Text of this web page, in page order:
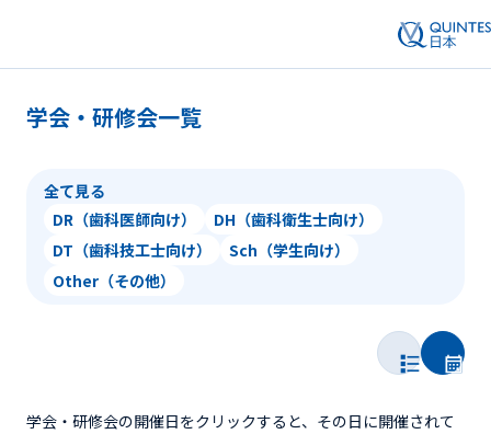
学会・研修会一覧
全て見る
DR（歯科医師向け）
DH（歯科衛生士向け）
DT（歯科技工士向け）
Sch（学生向け）
Other（その他）
学会・研修会の開催日をクリックすると、その日に開催されて